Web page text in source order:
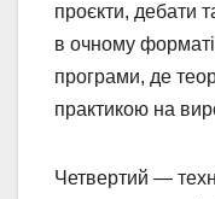
проєкти, дебати
в очному
програми, де
практикою на
Четвертий —